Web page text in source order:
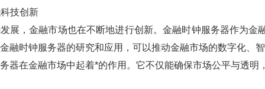
技创新
展，金融市场也在不断地进行创新。金融时钟服务器作为
融时钟服务器的研究和应用，可以推动金融市场的数字化、智
器在金融市场中起着*的作用。它不仅能确保市场公平与透明